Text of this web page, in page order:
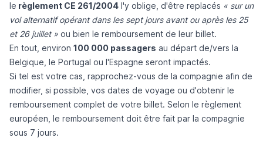
le règlement CE 261/2004 l'y oblige, d'être replacés « sur un
vol alternatif opérant dans les sept jours avant ou après les 25
et 26 juillet » ou bien le remboursement de leur billet.
En tout, environ 100 000 passagers au départ de/vers la
Belgique, le Portugal ou l'Espagne seront impactés.
Si tel est votre cas, rapprochez-vous de la compagnie afin de
modifier, si possible, vos dates de voyage ou d'obtenir le
remboursement complet de votre billet. Selon le règlement
européen, le remboursement doit être fait par la compagnie
sous 7 jours.